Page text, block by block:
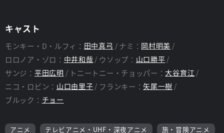
キャスト
モンキー・D・ルフィ： 田中真弓 ナミ： 岡村明美
ロロノア・ゾロ： 中井和哉 ウソップ： 山口勝平
サンジ： 平田広明 トニートニー・チョッパー：大谷育江
ニコ・ロビン： 山口由里子 フランキー：矢尾一樹
ブルック： チョー
アニメ テレビアニメ・UHF・深夜アニメ
旅・冒険アニメ